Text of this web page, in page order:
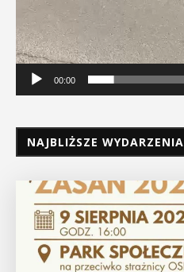
00:00
NAJBLIŻSZE WYDARZENIA